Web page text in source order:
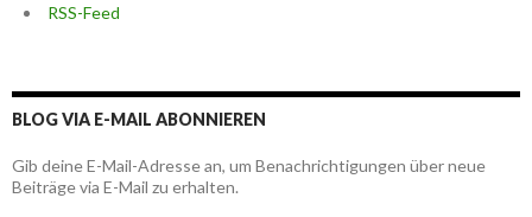
RSS-Feed
BLOG VIA E-MAIL ABONNIEREN
Gib deine E-Mail-Adresse an, um Benachrichtigungen über neue
Beiträge via E-Mail zu erhalten.